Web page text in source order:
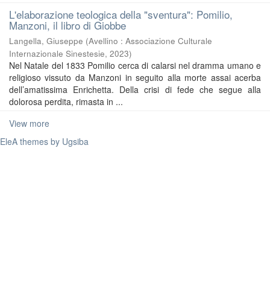
L'elaborazione teologica della "sventura": Pomilio,
Manzoni, il libro di Giobbe
Langella, Giuseppe (Avellino : Associazione Culturale
Internazionale Sinestesie, 2023)
Nel Natale del 1833 Pomilio cerca di calarsi nel dramma umano e
religioso vissuto da Manzoni in seguito alla morte assai acerba
dell’amatissima Enrichetta. Della crisi di fede che segue alla
dolorosa perdita, rimasta in ...
View more
EleA themes by Ugsiba